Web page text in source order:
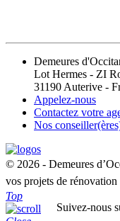
Demeures
Lot Hermes - ZI
31190 Auterive -
Appelez-nous
Contactez votre
Nos
© 2026 - Demeures
vos projets de rénovation
Suivez-nous
Top